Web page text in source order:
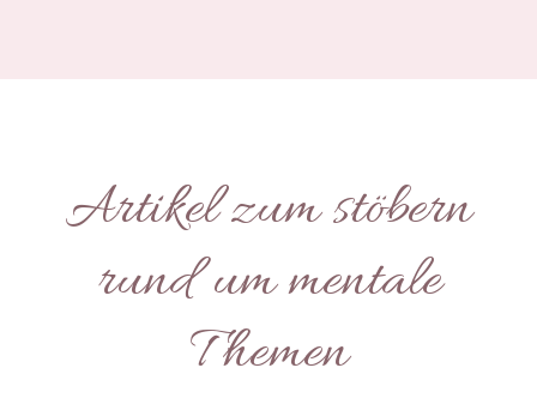
Artikel zum stöbern
rund um mentale
Themen